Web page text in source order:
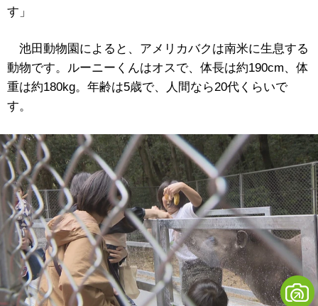
す」
池田動物園によると、アメリカバクは南米に生息する
動物です。ルーニーくんはオスで、体長は約190cm、体
重は約180kg。年齢は5歳で、人間なら20代くらいで
す。